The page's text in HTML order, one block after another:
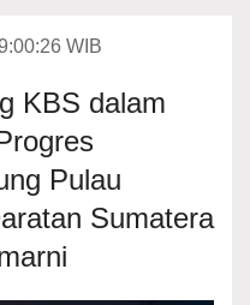
WIB
KBS dalam
Pulau
Sumatera